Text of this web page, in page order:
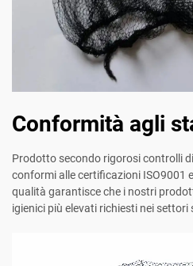
Conformità agli
Prodotto secondo rigorosi controlli
conformi alle certificazioni ISO9001
qualità garantisce che i nostri
igienici più elevati richiesti nei